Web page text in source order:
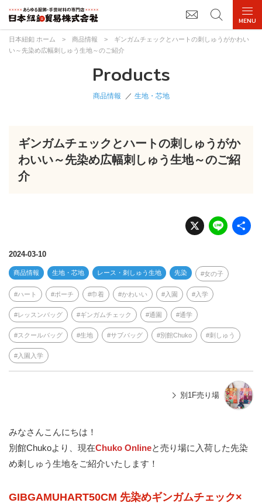
日本紐釦 ホーム > 商品情報 >
ギンガムチェックとハートの刺しゅうがかわい
い～先染め広幅刺しゅう生地～のご紹介
Products
商品情報 生地・芯地
ギンガムチェックとハートの刺しゅうがか
わいい～先染め広幅刺しゅう生地～のご紹
介
X Li
n
2024-03-10
商品情報 生地・芯地 レース・刺しゅう生地 先染 女の子
ハート ポーチ 巾着 かわいい 入園 入学
レッスンバッグ ギンガムチェック 通園 通学
スクールバッグ 生地 サブバッグ 別館Chuko 刺しゅう
入園入学
別1F売り場
みなさんこんにちは！
別館Chukoより、現在Chuko Onlineと売り場に入荷した先染
め刺しゅう生地をご紹介いたします！
GIBGAMUHART50CM 先染めギンガムチェック×